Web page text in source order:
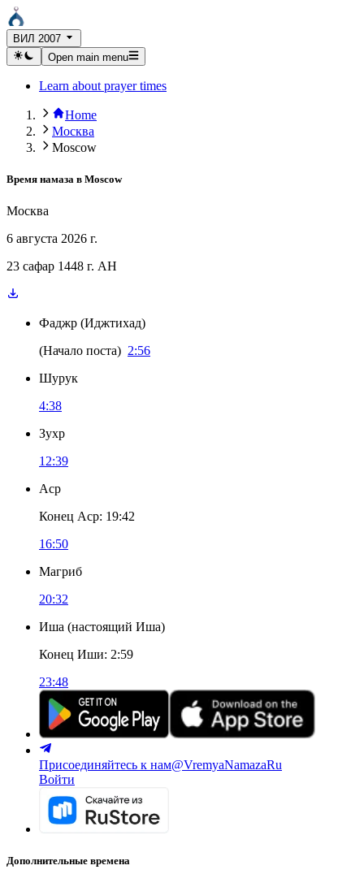
ВИЛ 2007
Open main menu
Learn about prayer times
Home
Москва
Moscow
Время намаза в Moscow
Москва
6 августа 2026 г.
23 сафар 1448 г. AH
Фаджр (Иджтихад)
(Начало поста) 2:56
Шурук
4:38
Зухр
12:39
Аср
Конец Аср: 19:42
16:50
Магриб
20:32
Иша (настоящий Иша)
Конец Иши: 2:59
23:48
Присоединяйтесь к нам@VremyaNamazaRu
Войти
Дополнительные времена